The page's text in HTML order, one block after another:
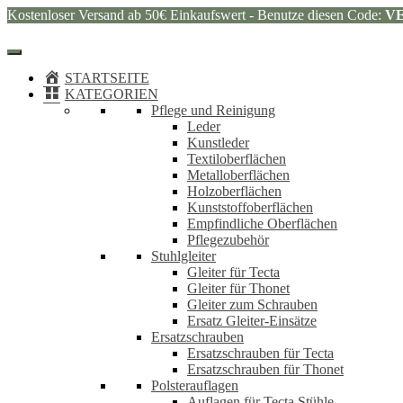
Kostenloser Versand ab 50€ Einkaufswert - Benutze diesen Code:
STARTSEITE
KATEGORIEN
Pflege und Reinigung
Leder
Kunstleder
Textiloberflächen
Metalloberflächen
Holzoberflächen
Kunststoffoberflächen
Empfindliche Oberflächen
Pflegezubehör
Stuhlgleiter
Gleiter für Tecta
Gleiter für Thonet
Gleiter zum Schrauben
Ersatz Gleiter-Einsätze
Ersatzschrauben
Ersatzschrauben für Tecta
Ersatzschrauben für Thonet
Polsterauflagen